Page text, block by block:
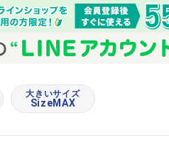
大きいサイズ
SizeMAX